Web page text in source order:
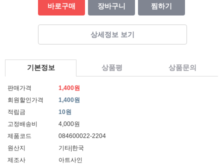
바로구매 장바구니 찜하기
상세정보 보기
기본정보 상품평 상품문의
판매가격
1,400원
회원할인가격
1,400원
적립금
10원
고정배송비
4,000원
제품코드
084600022-2204
원산지
기타|한국
제조사
아트사인